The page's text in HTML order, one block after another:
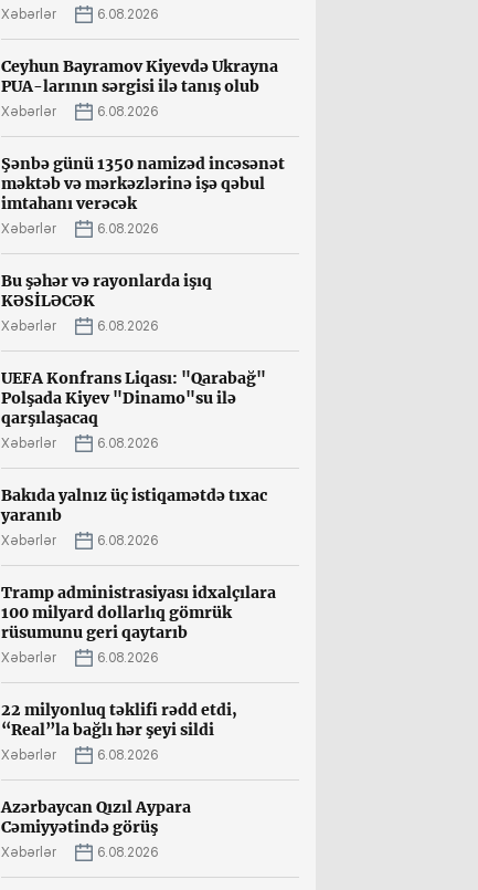
Xəbərlər 6.08.2026
Ceyhun Bayramov Kiyevdə Ukrayna
PUA-larının sərgisi ilə tanış olub
Xəbərlər 6.08.2026
Şənbə günü 1350 namizəd incəsənət
məktəb və mərkəzlərinə işə qəbul
imtahanı verəcək
Xəbərlər 6.08.2026
Bu şəhər və rayonlarda işıq
KƏSİLƏCƏK
Xəbərlər 6.08.2026
UEFA Konfrans Liqası: "Qarabağ"
Polşada Kiyev "Dinamo"su ilə
qarşılaşacaq
Xəbərlər 6.08.2026
Bakıda yalnız üç istiqamətdə tıxac
yaranıb
Xəbərlər 6.08.2026
Tramp administrasiyası idxalçılara
100 milyard dollarlıq gömrük
rüsumunu geri qaytarıb
Xəbərlər 6.08.2026
22 milyonluq təklifi rədd etdi,
“Real”la bağlı hər şeyi sildi
Xəbərlər 6.08.2026
Azərbaycan Qızıl Aypara
Cəmiyyətində görüş
Xəbərlər 6.08.2026